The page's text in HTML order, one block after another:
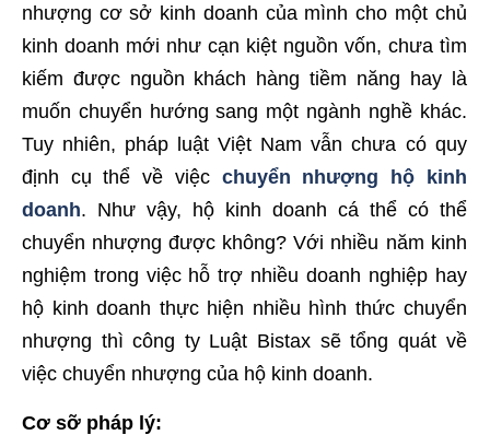
nhượng cơ sở kinh doanh của mình cho một chủ
kinh doanh mới như cạn kiệt nguồn vốn, chưa tìm
kiếm được nguồn khách hàng tiềm năng hay là
muốn chuyển hướng sang một ngành nghề khác.
Tuy nhiên, pháp luật Việt Nam vẫn chưa có quy
định cụ thể về việc chuyển nhượng hộ kinh
doanh. Như vậy, hộ kinh doanh cá thể có thể
chuyển nhượng được không? Với nhiều năm kinh
nghiệm trong việc hỗ trợ nhiều doanh nghiệp hay
hộ kinh doanh thực hiện nhiều hình thức chuyển
nhượng thì công ty Luật Bistax sẽ tổng quát về
việc chuyển nhượng của hộ kinh doanh.
Cơ sỡ pháp lý: